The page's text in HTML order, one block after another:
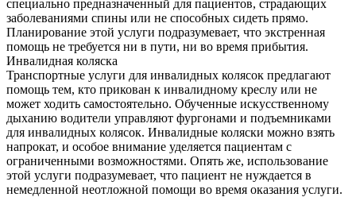
специально предназначенный для пациентов, страдающих
заболеваниями спины или не способных сидеть прямо.
Планирование этой услуги подразумевает, что экстренная
помощь не требуется ни в пути, ни во время прибытия.
Инвалидная коляска
Транспортные услуги для инвалидных колясок предлагают
помощь тем, кто прикован к инвалидному креслу или не
может ходить самостоятельно. Обученные искусственному
дыханию водители управляют фургонами и подъемниками
для инвалидных колясок. Инвалидные коляски можно взять
напрокат, и особое внимание уделяется пациентам с
ограниченными возможностями. Опять же, использование
этой услуги подразумевает, что пациент не нуждается в
немедленной неотложной помощи во время оказания услуги.